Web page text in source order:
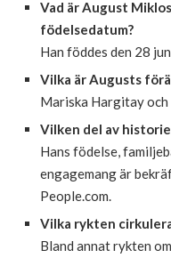
Vad är August
födelsedatum?
Han föddes den 28
Vilka är Augusts
Mariska Hargitay och
Vilken del av
Hans födelse,
engagemang är
People.com.
Vilka rykten
Bland annat rykten